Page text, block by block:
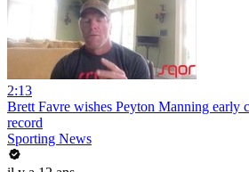
2:13
Brett Favre wishes Peyton Manning early
record
Sporting News